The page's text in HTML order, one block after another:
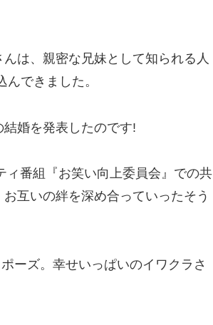
は、親密な兄妹として知られる人
できました。
婚を発表したのです!
番組『お笑い向上委員会』での共
互いの絆を深め合っていったそう
ーズ。幸せいっぱいのイワクラさ